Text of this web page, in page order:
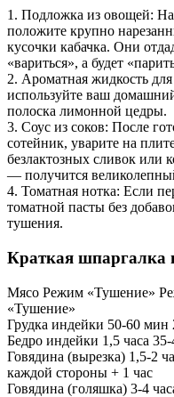
1. Подложка из овощей:
положите крупно
кусочки кабачка. Они
«вариться», а будет
2. Ароматная жидкость
используйте ваш
полоска лимонной цедры.
3. Соус из соков: После
сотейник, уварите на
безлактозных сливок или
— получится
4. Томатная нотка: Если
томатной пасты без
тушения.
Краткая шпаргалка
Мясо Режим «Тушение»
«Тушение»
Грудка индейки 50-60
Бедро индейки 1,5 часа
Говядина (вырезка) 1,5-2
каждой стороны + 1 час
Говядина (голяшка) 3-4